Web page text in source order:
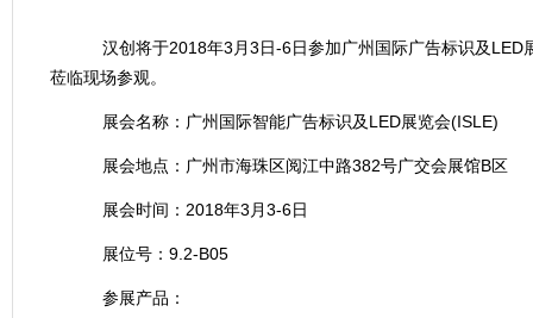
汉创将于2018年3月3日-6日参加广州国际广告标识及LED
莅临现场参观。
展会名称：广州国际智能广告标识及LED展览会(ISLE)
展会地点：广州市海珠区阅江中路382号广交会展馆B区
展会时间：2018年3月3-6日
展位号：9.2-B05
参展产品：